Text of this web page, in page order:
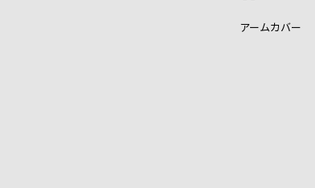
アームカバー